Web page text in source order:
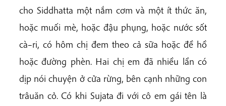
cho Siddhatta một nắm cơm và một ít thức ăn,
hoặc muối mè, hoặc đậu phụng, hoặc nước sốt
cà–ri, có hôm chị đem theo cả sữa hoặc đề hồ
hoặc đường phèn. Hai chị em đã nhiều lần có
dịp nói chuyện ở cửa rừng, bên cạnh những con
trâuăn cỏ. Có khi Sujata đi với cô em gái tên là